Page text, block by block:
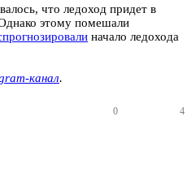
что ледоход придет в
этому помешали
начало ледохода
канал.
0 4